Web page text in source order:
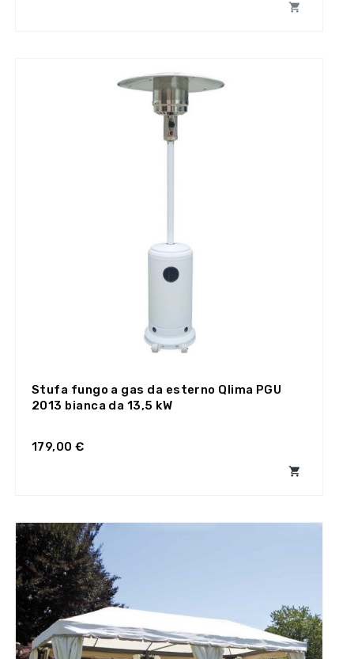

Stufa fungo a gas da esterno Qlima PGU
2013 bianca da 13,5 kW
179,00 €
